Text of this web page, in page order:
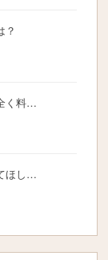
？
く料…
ほし…